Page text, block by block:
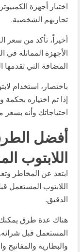
اختيار أجهزة
تجاربهم الشخصية.
أخيراً، تأكد من سعر
الأجهزة المماثلة في
المضافة التي تقدمها
باختصار، استخدام
إذا تم اختياره
احتياجاتك وأنه
أفضل
اللابتوب
ابتعد عن المخاطر
اللابتوب المستعمل
الدقيق.
هناك عدة طرق يمكنك
المستعمل قبل
والبطارية والمفاتيح